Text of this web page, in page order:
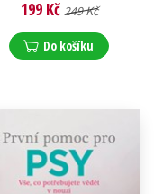
199 Kč 249 Kč
Do košíku